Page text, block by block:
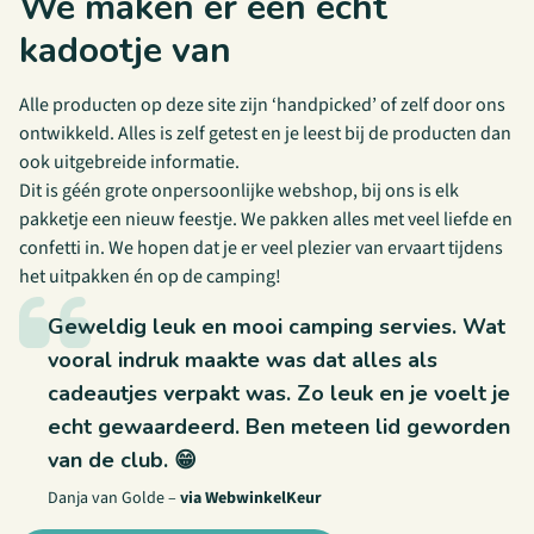
kadootje van
Alle producten op deze site zijn ‘handpicked’ of zelf door ons
ontwikkeld. Alles is zelf getest en je leest bij de producten dan
ook uitgebreide informatie.
Dit is géén grote onpersoonlijke webshop, bij ons is elk
pakketje een nieuw feestje. We pakken alles met veel liefde en
confetti in. We hopen dat je er veel plezier van ervaart tijdens
het uitpakken én op de camping!
Geweldig leuk en mooi camping servies. Wat
vooral indruk maakte was dat alles als
cadeautjes verpakt was. Zo leuk en je voelt je
echt gewaardeerd. Ben meteen lid geworden
van de club. 😁
Danja van Golde–via WebwinkelKeur